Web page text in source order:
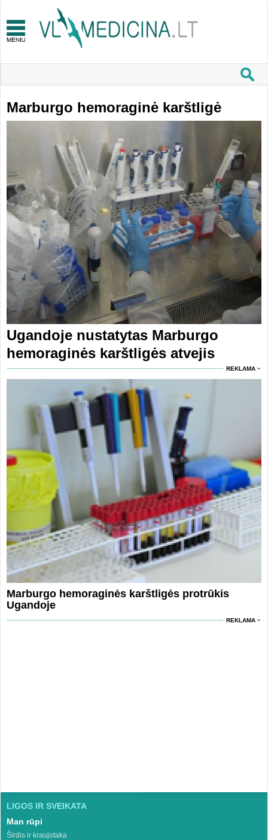
Marburgo hemoraginė karštligė
Ugandoje nustatytas Marburgo
hemoraginės karštligės atvejis
REKLAMA
Marburgo hemoraginės karštligės protrūkis
Ugandoje
REKLAMA
LIGOS IR SVEIKATA
Man rūpi
Širdis ir kraujotaka